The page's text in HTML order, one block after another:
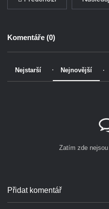
Komentáře (0)
Nejstarší Nejnovější
Zatím zde
Přidat komentář